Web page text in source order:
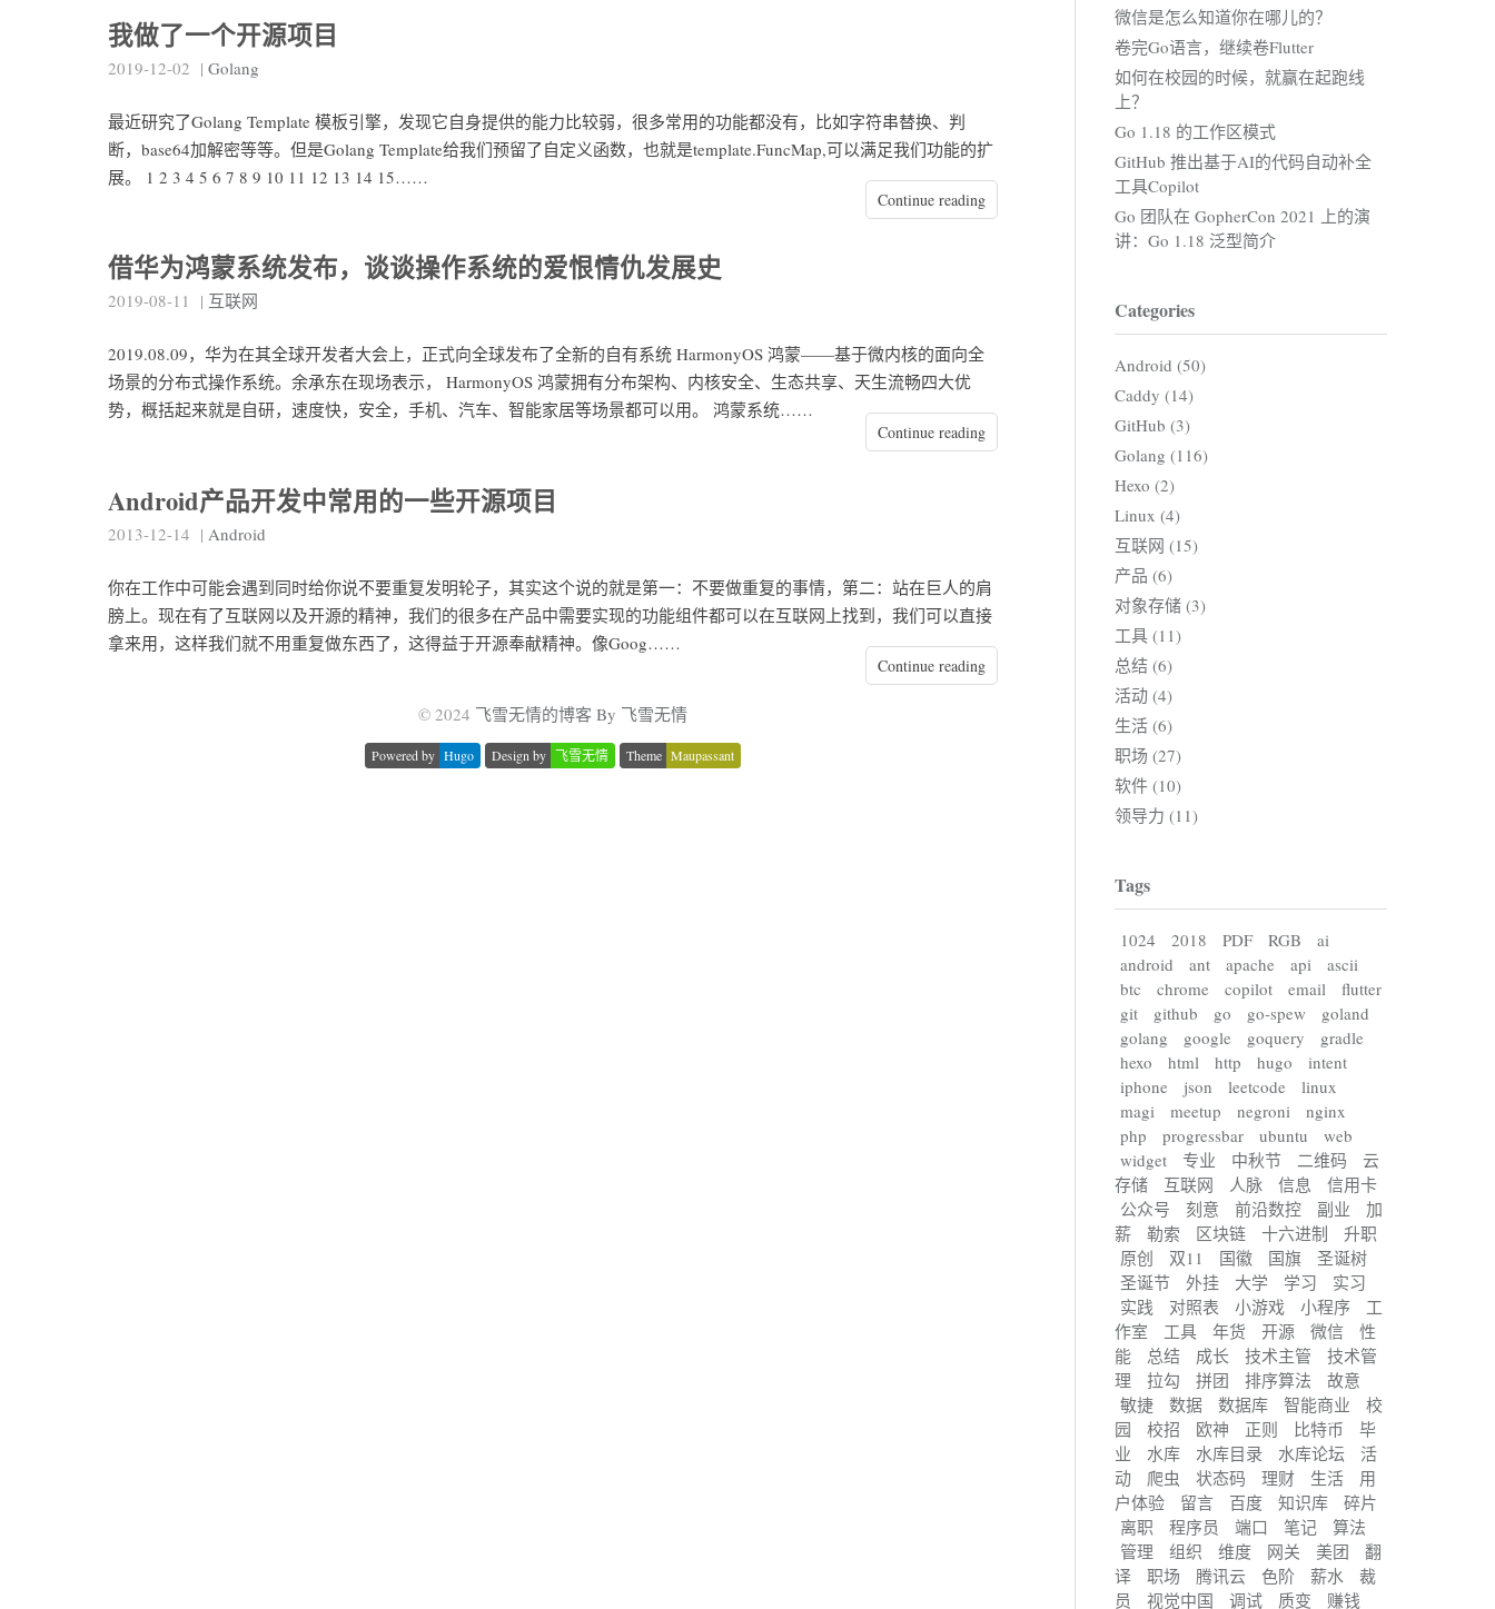
我做了一个开源项目
2019-12-02 | Golang
最近研究了Golang Template 模板引擎，发现它自身提供的能力比较弱，很多常用的功能都没有，比如字符串替换、判
断，base64加解密等等。但是Golang Template给我们预留了自定义函数，也就是template.FuncMap,可以满足我们功能的扩
展。 1 2 3 4 5 6 7 8 9 10 11 12 13 14 15……
Continue reading
借华为鸿蒙系统发布，谈谈操作系统的爱恨情仇发展史
2019-08-11 | 互联网
2019.08.09，华为在其全球开发者大会上，正式向全球发布了全新的自有系统 HarmonyOS 鸿蒙——基于微内核的面向全
场景的分布式操作系统。余承东在现场表示， HarmonyOS 鸿蒙拥有分布架构、内核安全、生态共享、天生流畅四大优
势，概括起来就是自研，速度快，安全，手机、汽车、智能家居等场景都可以用。 鸿蒙系统……
Continue reading
Android产品开发中常用的一些开源项目
2013-12-14 | Android
你在工作中可能会遇到同时给你说不要重复发明轮子，其实这个说的就是第一：不要做重复的事情，第二：站在巨人的肩
膀上。现在有了互联网以及开源的精神，我们的很多在产品中需要实现的功能组件都可以在互联网上找到，我们可以直接
拿来用，这样我们就不用重复做东西了，这得益于开源奉献精神。像Goog……
Continue reading
© 2024 飞雪无情的博客 By 飞雪无情
Powered by Hugo Design by 飞雪无情 Theme Maupassant
微信是怎么知道你在哪儿的？
卷完Go语言，继续卷Flutter
如何在校园的时候，就赢在起跑线
上？
Go 1.18 的工作区模式
GitHub 推出基于AI的代码自动补全
工具Copilot
Go 团队在 GopherCon 2021 上的演
讲：Go 1.18 泛型简介
Categories
Android (50)
Caddy (14)
GitHub (3)
Golang (116)
Hexo (2)
Linux (4)
互联网 (15)
产品 (6)
对象存储 (3)
工具 (11)
总结 (6)
活动 (4)
生活 (6)
职场 (27)
软件 (10)
领导力 (11)
Tags
1024 2018 PDF RGB
ai
android
ant apache api
ascii
btc
chrome copilot email
flutter
git
github go go-spew
goland
golang
google goquery
gradle
hexo
html http hugo
intent
iphone
json leetcode
linux
magi
meetup negroni
nginx
php
progressbar ubuntu
web
widget
专业 中秋节 二维码
云
存储
互联网 人脉 信息
信用卡
公众号
刻意 前沿数控 副业
加
薪
勒索 区块链 十六进制
升职
原创
双11 国徽 国旗
圣诞树
圣诞节
外挂 大学 学习
实习
实践
对照表 小游戏 小程序
工
作室
工具 年货 开源 微信
性
能
总结 成长 技术主管
技术管
理
拉勾 拼团 排序算法
故意
敏捷
数据 数据库 智能商业
校
园
校招 欧神 正则 比特币
毕
业
水库 水库目录 水库论坛
活
动
爬虫 状态码 理财 生活
用
户体验
留言 百度 知识库
碎片
离职
程序员 端口 笔记
算法
管理
组织 维度 网关 美团
翻
译
职场 腾讯云 色阶 薪水
裁
员
视觉中国 调试 质变 赚钱